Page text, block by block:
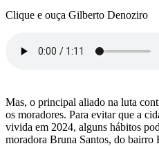
Clique e ouça Gilberto Denoziro
Mas, o principal aliado na luta
os moradores. Para evitar que a
vivida em 2024, alguns hábitos
moradora Bruna Santos, do bairro